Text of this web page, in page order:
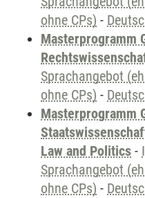
ohne CPs) -
Masterprogramm
Sprachangebot
ohne CPs) -
Masterprogramm
Law and Politics -
Sprachangebot
ohne CPs) -